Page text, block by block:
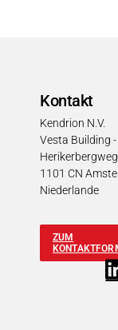
Kontakt
Kendrion N.V.
Vesta Building
1101 CN
Niederlande
ZUM